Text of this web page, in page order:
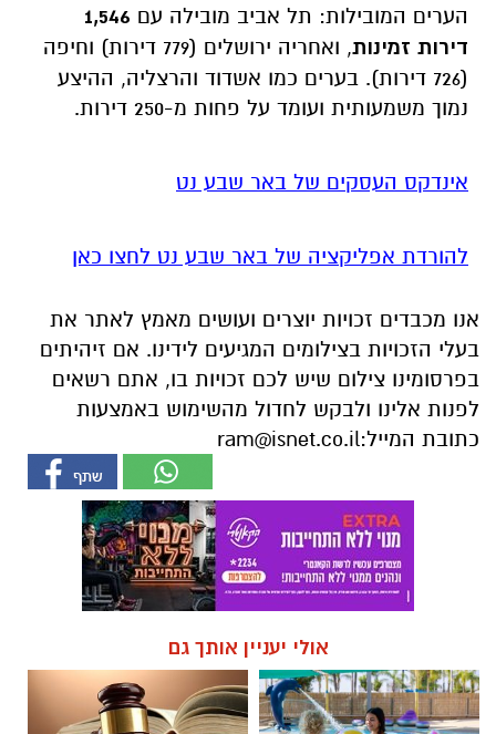
הערים המובילות: תל אביב מובילה עם 1,546
דירות זמינות
, ואחריה ירושלים (779 דירות) וחיפה
(726 דירות). בערים כמו אשדוד והרצליה, ההיצע
נמוך משמעותית ועומד על פחות מ-250 דירות.
אינדקס העסקים של באר שבע נט
להורדת אפליקציה של באר שבע נט לחצו כאן
אנו מכבדים זכויות יוצרים ועושים מאמץ לאתר את
בעלי הזכויות בצילומים המגיעים לידינו. אם זיהיתים
בפרסומינו צילום שיש לכם זכויות בו, אתם רשאים
לפנות אלינו ולבקש לחדול מהשימוש באמצעות
כתובת המייל:ram@isnet.co.il
אולי יעניין אותך גם